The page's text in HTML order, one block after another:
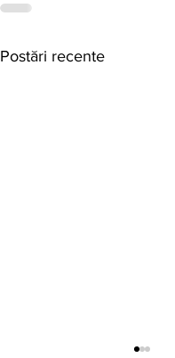
Postări recente